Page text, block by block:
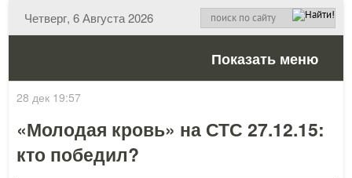
Четверг, 6 Августа 2026
Показать меню
28 дек 19:57
«Молодая кровь» на СТС 27.12.15:
кто победил?